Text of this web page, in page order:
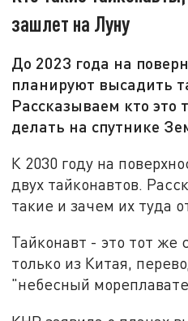
зашлет на Луну
До 2023 года на
планируют высадить
Рассказываем кто это
делать на спутнике
К 2030 году на
двух тайконавтов.
такие и зачем их туда
Тайконавт - это тот же
только из Китая,
"небесный